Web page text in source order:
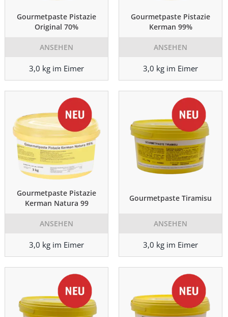
Gourmetpaste Pistazie
Original 70%
ANSEHEN
3,0 kg im Eimer
Gourmetpaste Pistazie
Kerman 99%
ANSEHEN
3,0 kg im Eimer
Gourmetpaste Pistazie
Kerman Natura 99
ANSEHEN
3,0 kg im Eimer
Gourmetpaste Tiramisu
ANSEHEN
3,0 kg im Eimer